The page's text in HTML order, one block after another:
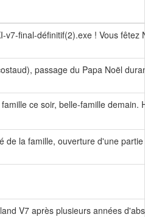
v7-final-définitif(2).exe ! Vous
passage du Papa Noël
ce soir, belle-famille
de la famille, ouverture d'une
V7 après plusieurs années